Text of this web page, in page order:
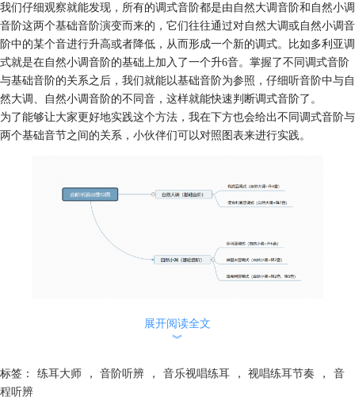
我们仔细观察就能发现，所有的调式音阶都是由自然大调音阶和自然小调
音阶这两个基础音阶演变而来的，它们往往通过对自然大调或自然小调音
阶中的某个音进行升高或者降低，从而形成一个新的调式。比如多利亚调
式就是在自然小调音阶的基础上加入了一个升6音。掌握了不同调式音阶
与基础音阶的关系之后，我们就能以基础音阶为参照，仔细听音阶中与自
然大调、自然小调音阶的不同音，这样就能快速判断调式音阶了。
为了能够让大家更好地实践这个方法，我在下方也会给出不同调式音阶与
两个基础音节之间的关系，小伙伴们可以对照图表来进行实践。
2、听调式音阶的情感。与音程、和弦的听辨一样，调式音阶的情感表达
而自然小调的情感表达则是暗淡、悲伤的。每个不同的音阶都有着自己独
特的情感表达，这一点需要我们多听、多练、多感受不同调式音阶的情感
展开阅读全文
︾
标签： 练耳大师 ， 音阶听辨 ， 音乐视唱练耳 ， 视唱练耳节奏 ，
音
程听辨